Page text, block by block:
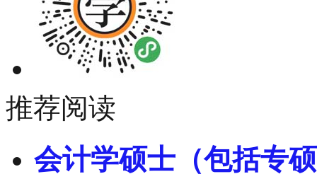
推荐阅读
会计学硕士（包括专